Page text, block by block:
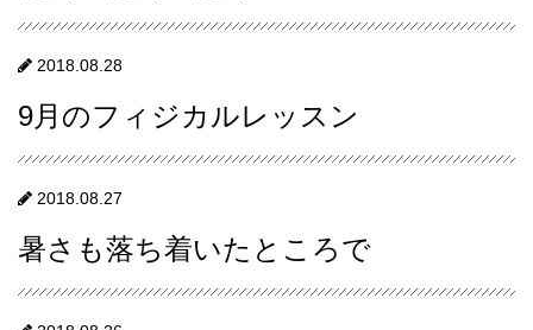
2018.08.28
9月のフィジカルレッスン
2018.08.27
暑さも落ち着いたところで